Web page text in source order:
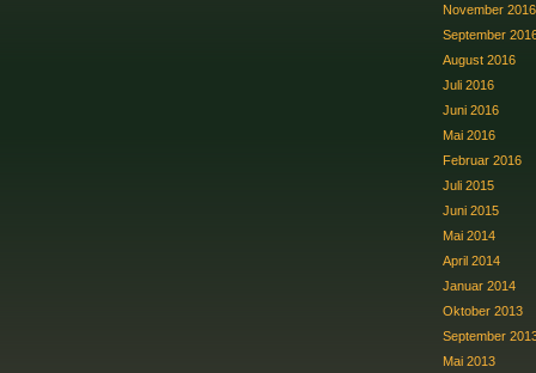
November 2016
September
August 2016
Juli 2016
Juni 2016
Mai 2016
Februar 2016
Juli 2015
Juni 2015
Mai 2014
April 2014
Januar 2014
Oktober 2013
September
Mai 2013